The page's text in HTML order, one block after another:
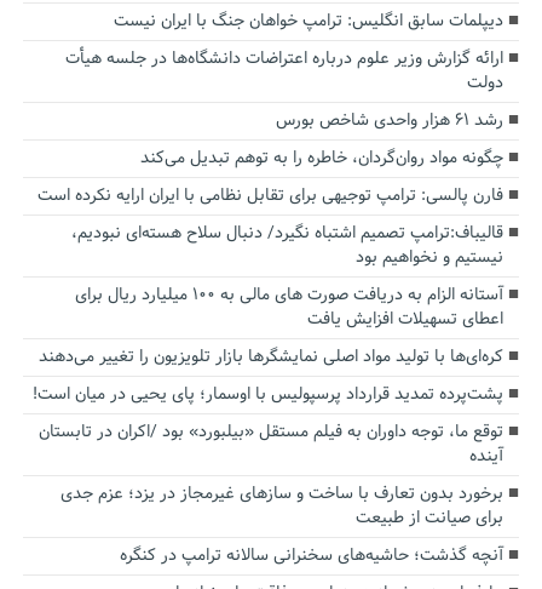
دیپلمات سابق انگلیس:‌ ترامپ خواهان جنگ با ایران نیست
ارائه گزارش وزیر علوم درباره اعتراضات دانشگاه‌ها در جلسه هیأت
دولت
رشد ۶۱ هزار واحدی شاخص بورس
چگونه مواد روان‌گردان، خاطره را به توهم تبدیل می‌کند
فارن پالسی: ترامپ توجیهی برای تقابل نظامی با ایران ارایه نکرده است
قالیباف:ترامپ تصمیم اشتباه نگیرد/ دنبال سلاح هسته‌ای نبودیم،
نیستیم و نخواهیم بود
آستانه الزام به دریافت صورت های مالی به ۱۰۰ میلیارد ریال برای
اعطای تسهیلات افزایش یافت
کره‌ای‌ها با تولید مواد اصلی نمایشگرها بازار تلویزیون را تغییر می‌دهند
پشت‌پرده تمدید قرارداد پرسپولیس با اوسمار؛ پای یحیی در میان است!
توقع ما، توجه داوران به فیلم مستقل «بیلبورد» بود /اکران در تابستان
آینده
برخورد بدون تعارف با ساخت‌ و سازهای غیرمجاز در یزد؛ عزم جدی
برای صیانت از طبیعت
آنچه گذشت؛ حاشیه‌های سخنرانی سالانه ترامپ در کنگره